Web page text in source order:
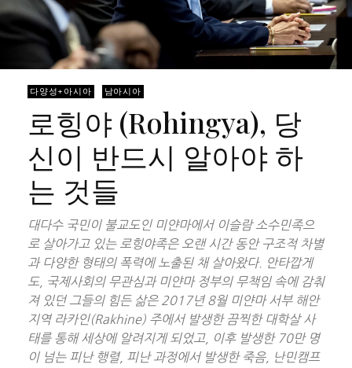
다양성+아시아 남아시아
로힝야 (Rohingya), 당
신이 반드시 알아야 하
는 것들
대다수 국민이 불교도인 미얀마에서 이슬람 소수민족으
로 살아가고 있는 로힝야족은 오랜 시간 동안 구조적 차별
과 다양한 형태의 폭력에 노출된 채 살아왔다. 안타깝게
도, 국제사회의 무관심과 미얀마 정부의 무책임 속에 감춰
져 있던 그들의 힘든 삶은 2017년 8월 미얀마 서부 해안
지역 라카인(Rakhine) 주에서 발생한 끔찍한 대학살 사
태를 통해 세상에 알려지게 되었고, 이후 발생한 70만 명
이 넘는 피난 행렬, 피난 과정에서 발생한 죽음, 난민캠프